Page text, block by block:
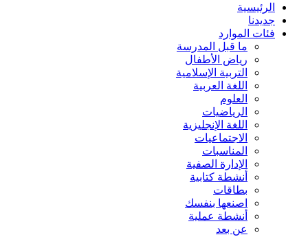
الرئيسية
جديدنا
فئات الموارد
ما قبل المدرسة
رياض الأطفال
التربية الإسلامية
اللغة العربية
العلوم
الرياضيات
اللغة الإنجليزية
الاجتماعيات
المناسبات
الإدارة الصفية
أنشطة كتابية
بطاقات
اصنعها بنفسك
أنشطة عملية
عن بعد